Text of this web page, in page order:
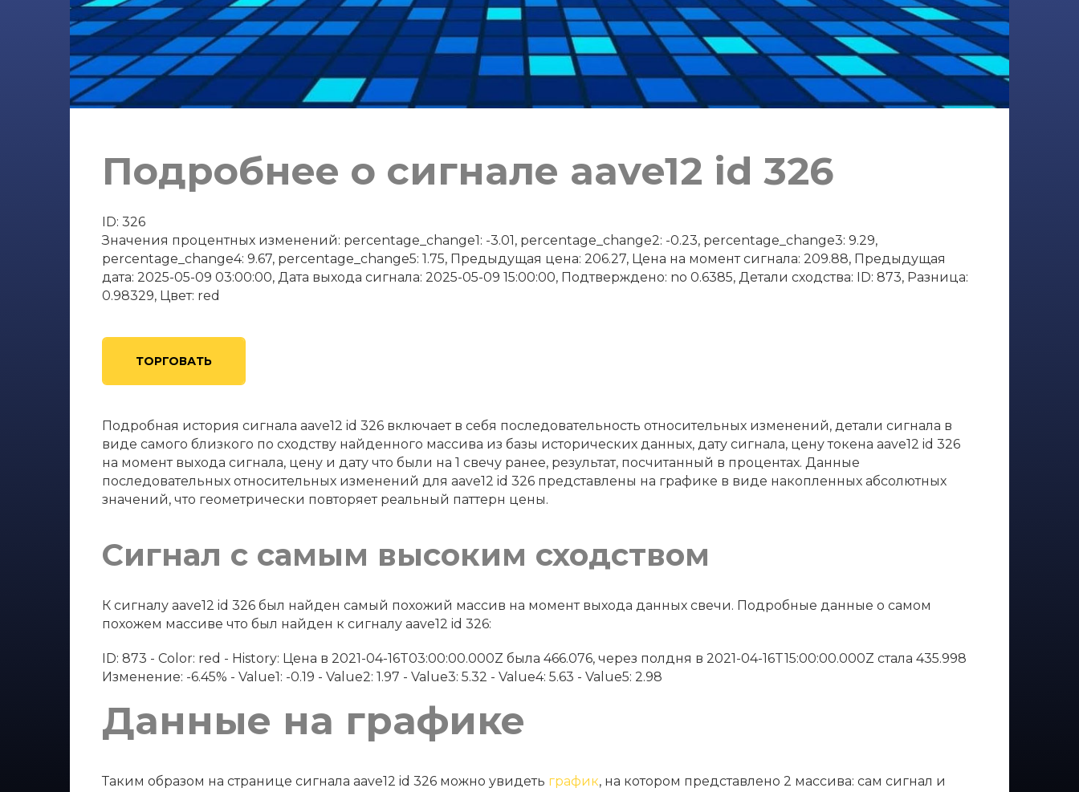
Подробнее о сигнале aave12 id 326
ID: 326
Значения процентных изменений: percentage_change1: -3.01, percentage_change2: -0.23, percentage_change3: 9.29,
percentage_change4: 9.67, percentage_change5: 1.75, Предыдущая цена: 206.27, Цена на момент сигнала: 209.88, Предыдущая
дата: 2025-05-09 03:00:00, Дата выхода сигнала: 2025-05-09 15:00:00, Подтверждено: no 0.6385, Детали сходства: ID: 873, Разница:
0.98329, Цвет: red
ТОРГОВАТЬ
Подробная история сигнала aave12 id 326 включает в себя последовательность относительных изменений, детали сигнала в
виде самого близкого по сходству найденного массива из базы исторических данных, дату сигнала, цену токена aave12 id 326
на момент выхода сигнала, цену и дату что были на 1 свечу ранее, результат, посчитанный в процентах. Данные
последовательных относительных изменений для aave12 id 326 представлены на графике в виде накопленных абсолютных
значений, что геометрически повторяет реальный паттерн цены.
Сигнал с самым высоким сходством
К сигналу aave12 id 326 был найден самый похожий массив на момент выхода данных свечи. Подробные данные о самом
похожем массиве что был найден к сигналу aave12 id 326:
ID: 873 - Color: red - History: Цена в 2021-04-16T03:00:00.000Z была 466.076, через полдня в 2021-04-16T15:00:00.000Z стала 435.998
Изменение: -6.45% - Value1: -0.19 - Value2: 1.97 - Value3: 5.32 - Value4: 5.63 - Value5: 2.98
Данные на графике
Таким образом на странице сигнала aave12 id 326 можно увидеть график, на котором представлено 2 массива: сам сигнал и